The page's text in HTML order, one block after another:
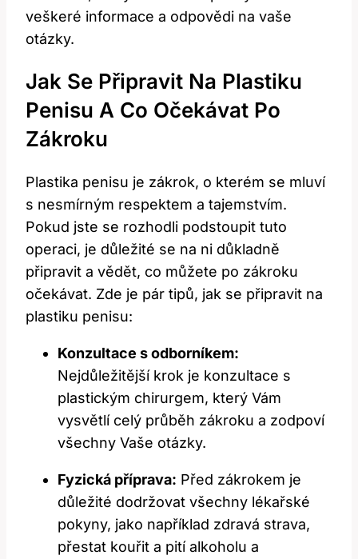
veškeré informace a odpovědi na vaše
⁤otázky.
Jak Se Připravit Na Plastiku‌
Penisu A Co Očekávat Po
Zákroku
Plastika penisu​ je zákrok, o ⁤kterém se​ mluví​
s nesmírným respektem a tajemstvím.
Pokud jste⁢ se rozhodli podstoupit⁢ tuto
operaci, ⁢je důležité se​ na ni důkladně
připravit ‍a vědět, co můžete po zákroku
‌očekávat. Zde je pár tipů, ⁤jak se připravit na
plastiku ⁢penisu:
Konzultace s‌ odborníkem:
‍Nejdůležitější krok je‍ konzultace s
‌plastickým⁢ chirurgem, který⁣ Vám
⁤vysvětlí celý průběh zákroku a zodpoví​
všechny Vaše otázky.
Fyzická příprava: Před zákrokem je‌
důležité ⁣dodržovat všechny⁤ lékařské
pokyny, jako⁢ například zdravá strava,
přestat kouřit a pití alkoholu a